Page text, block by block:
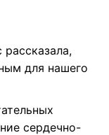
для нашего
сердечно-